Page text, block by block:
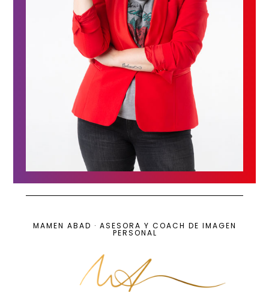
MAMEN ABAD · ASESORA Y COACH DE IMAGEN
PERSONAL